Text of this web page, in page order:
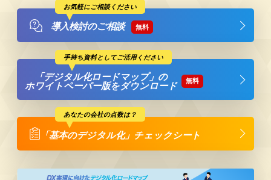
お気軽にご相談ください
導入検討のご相談 無料
手持ち資料としてご活用ください
「デジタル化ロードマップ」の
ホワイトペーパー版をダウンロード
無料
あなたの会社の点数は？
「基本のデジタル化」 チェックシート